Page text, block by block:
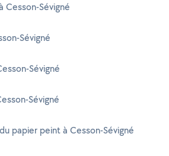
Cesson-Sévigné
Sévigné
Sévigné
Sévigné
papier peint à Cesson-Sévigné